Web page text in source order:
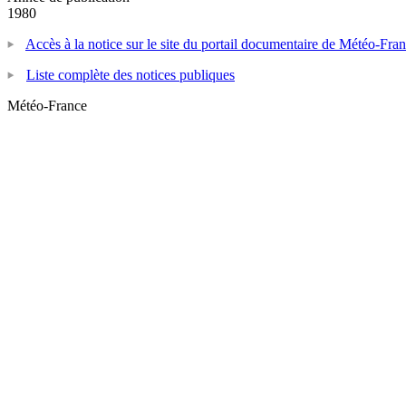
1980
Accès à la notice sur le site du portail documentaire de Météo-
Liste complète des notices publiques
Météo-France